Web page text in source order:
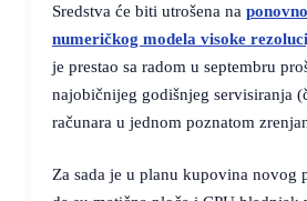
Sredstva će biti utrošena na
numeričkog modela visoke
je prestao sa radom u septembru
najobičnijeg godišnjeg servisiranja
računara u jednom poznatom
Za sada je u planu kupovina novog